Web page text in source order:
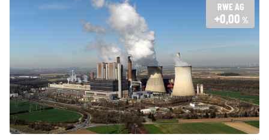
RWE AG
+0,00 %